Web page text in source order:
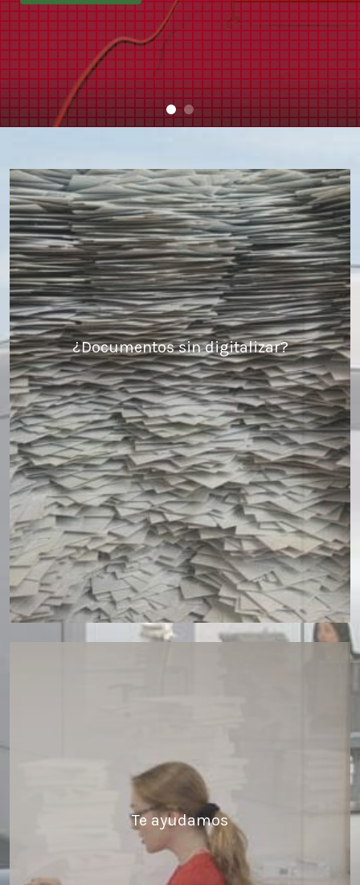
¿Documentos sin digitalizar?
Te ayudamos